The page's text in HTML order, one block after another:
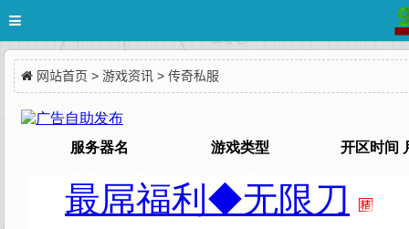
网站首页 > 游戏资讯 > 传奇私服